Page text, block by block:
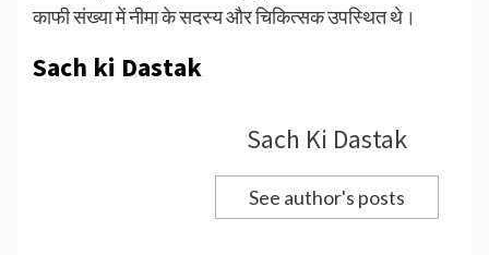
काफी संख्या में नीमा के सदस्य और चिकित्सक उपस्थित थे।
Sach ki Dastak
Sach Ki Dastak
See author's posts